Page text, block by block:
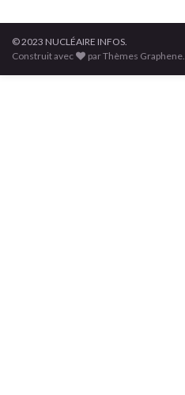
© 2023 NUCLÉAIRE INFOS.
Construit avec
par Thèmes Graphene.